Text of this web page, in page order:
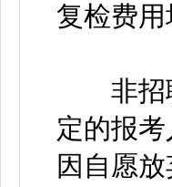
复检费
非招聘
定的报
因自愿